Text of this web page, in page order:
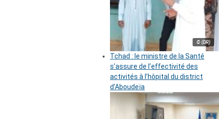
© (DR)
Tchad : le ministre de la Santé
s’assure de l’effectivité des
activités à l’hôpital du district
d’Aboudeïa